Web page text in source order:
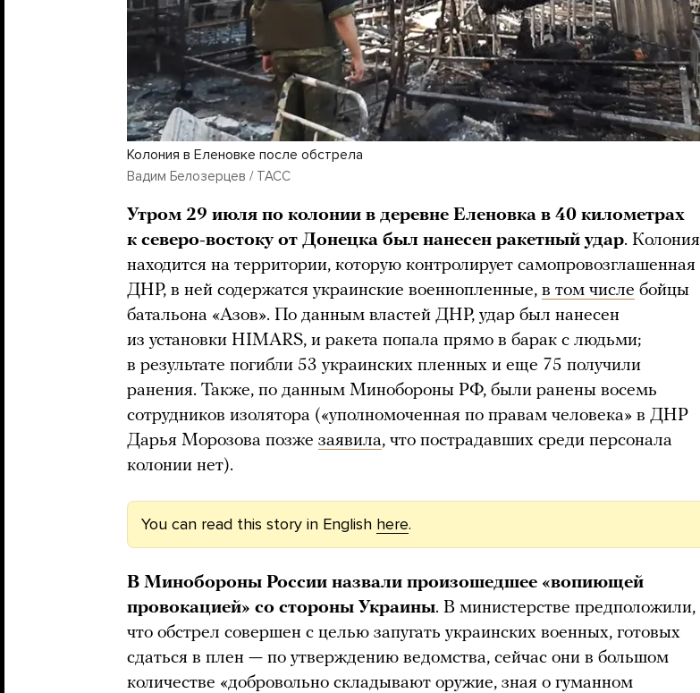
Колония в Еленовке после обстрела
Вадим Белозерцев / ТАСС
Утром 29 июля по колонии в деревне Еленовка в 40 километрах
к северо-востоку от Донецка был нанесен ракетный удар. Колония
находится на территории, которую контролирует самопровозглашенная
ДНР, в ней содержатся украинские военнопленные, в том числе бойцы
батальона «Азов». По данным властей ДНР, удар был нанесен
из установки HIMARS, и ракета попала прямо в барак с людьми;
в результате погибли 53 украинских пленных и еще 75 получили
ранения. Также, по данным Минобороны РФ, были ранены восемь
сотрудников изолятора («уполномоченная по правам человека» в ДНР
Дарья Морозова позже заявила, что пострадавших среди персонала
колонии нет).
You can read this story in English here.
В Минобороны России назвали произошедшее «вопиющей
провокацией» со стороны Украины. В министерстве предположили,
что обстрел совершен с целью запугать украинских военных, готовых
сдаться в плен — по утверждению ведомства, сейчас они в большом
количестве «добровольно складывают оружие, зная о гуманном